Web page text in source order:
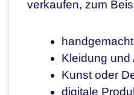
verkaufen, zum
Kleidung und
Kunst oder
digitale